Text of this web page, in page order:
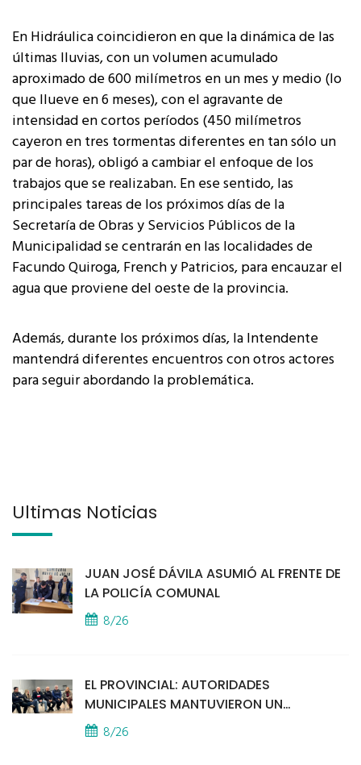
En Hidráulica coincidieron en que la dinámica de las
últimas lluvias, con un volumen acumulado
aproximado de 600 milímetros en un mes y medio (lo
que llueve en 6 meses), con el agravante de
intensidad en cortos períodos (450 milímetros
cayeron en tres tormentas diferentes en tan sólo un
par de horas), obligó a cambiar el enfoque de los
trabajos que se realizaban. En ese sentido, las
principales tareas de los próximos días de la
Secretaría de Obras y Servicios Públicos de la
Municipalidad se centrarán en las localidades de
Facundo Quiroga, French y Patricios, para encauzar el
agua que proviene del oeste de la provincia.
Además, durante los próximos días, la Intendente
mantendrá diferentes encuentros con otros actores
para seguir abordando la problemática.
Últimas Noticias
JUAN JOSÉ DÁVILA ASUMIÓ AL FRENTE DE
LA POLICÍA COMUNAL
8/26
EL PROVINCIAL: AUTORIDADES
MUNICIPALES MANTUVIERON UN
ENCUENTRO CON VECINOS POR LA
SEGURIDAD
8/26